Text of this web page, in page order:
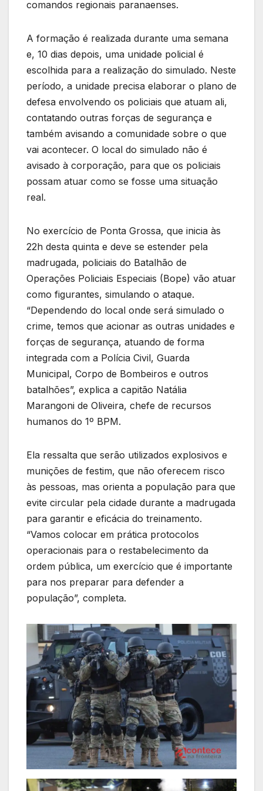
comandos regionais paranaenses.
A formação é realizada durante uma semana
e, 10 dias depois, uma unidade policial é
escolhida para a realização do simulado. Neste
período, a unidade precisa elaborar o plano de
defesa envolvendo os policiais que atuam ali,
contatando outras forças de segurança e
também avisando a comunidade sobre o que
vai acontecer. O local do simulado não é
avisado à corporação, para que os policiais
possam atuar como se fosse uma situação
real.
No exercício de Ponta Grossa, que inicia às
22h desta quinta e deve se estender pela
madrugada, policiais do Batalhão de
Operações Policiais Especiais (Bope) vão atuar
como figurantes, simulando o ataque.
“Dependendo do local onde será simulado o
crime, temos que acionar as outras unidades e
forças de segurança, atuando de forma
integrada com a Polícia Civil, Guarda
Municipal, Corpo de Bombeiros e outros
batalhões”, explica a capitão Natália
Marangoni de Oliveira, chefe de recursos
humanos do 1º BPM.
Ela ressalta que serão utilizados explosivos e
munições de festim, que não oferecem risco
às pessoas, mas orienta a população para que
evite circular pela cidade durante a madrugada
para garantir e eficácia do treinamento.
“Vamos colocar em prática protocolos
operacionais para o restabelecimento da
ordem pública, um exercício que é importante
para nos preparar para defender a
população”, completa.